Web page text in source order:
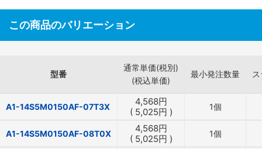
この商品のバリエーション
型番
通常単価(税別)
(税込単価)
最小発注数量
A1-14S5M0150AF-07T3X 4,568円
( 5,025円 ) 1個
A1-14S5M0150AF-08T0X 4,568円
( 5,025円 ) 1個